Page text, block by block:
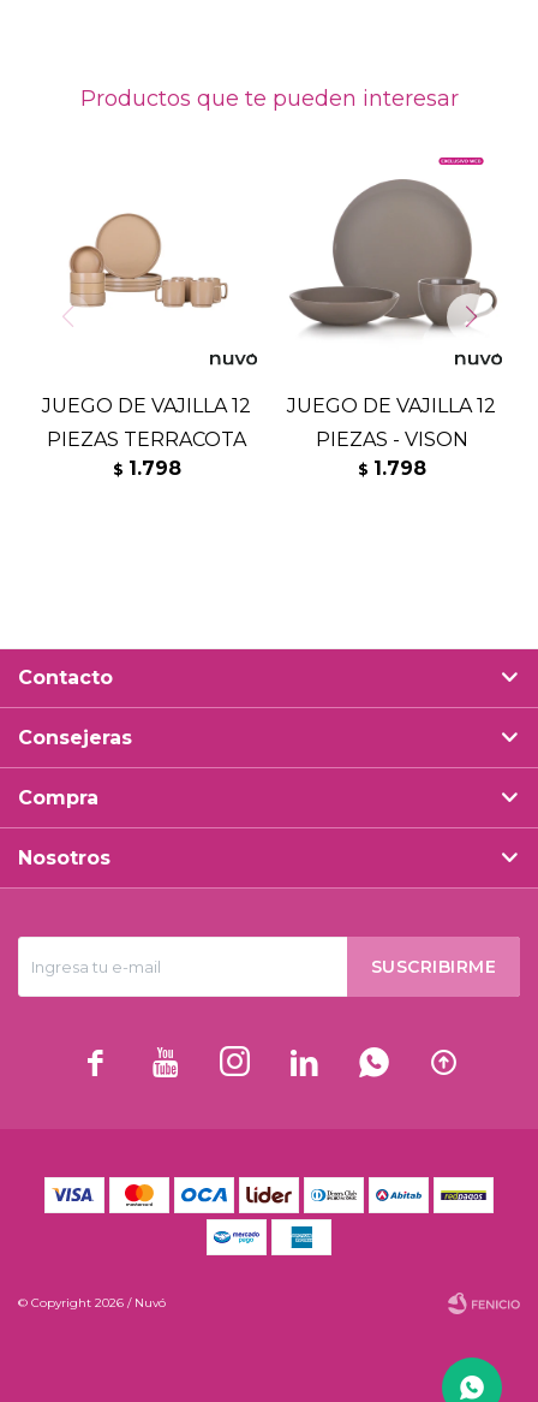
Productos que te pueden interesar
JUEGO DE VAJILLA 12
PIEZAS TERRACOTA
$ 1.798
JUEGO DE VAJILLA 12
PIEZAS - VISON
$ 1.798
SUSCRIBIRME
     
Contacto
Consejeras
Compra
Nosotros
© Copyright 2026 / Nuvó